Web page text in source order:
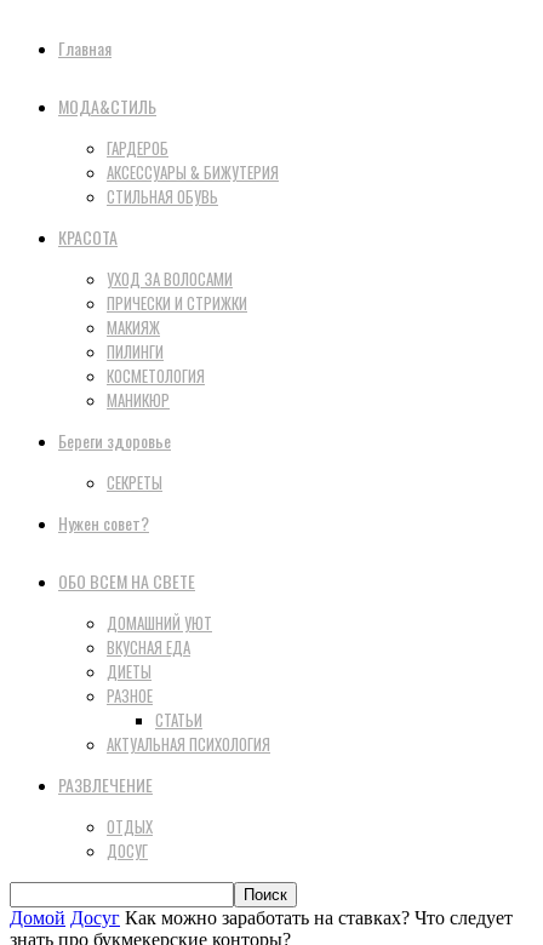
Главная
МОДА&СТИЛЬ
ГАРДЕРОБ
АКСЕССУАРЫ & БИЖУТЕРИЯ
СТИЛЬНАЯ ОБУВЬ
КРАСОТА
УХОД ЗА ВОЛОСАМИ
ПРИЧЕСКИ И СТРИЖКИ
МАКИЯЖ
ПИЛИНГИ
КОСМЕТОЛОГИЯ
МАНИКЮР
Береги здоровье
СЕКРЕТЫ
Нужен совет?
ОБО ВСЕМ НА СВЕТЕ
ДОМАШНИЙ УЮТ
ВКУСНАЯ ЕДА
ДИЕТЫ
РАЗНОЕ
СТАТЬИ
АКТУАЛЬНАЯ ПСИХОЛОГИЯ
РАЗВЛЕЧЕНИЕ
ОТДЫХ
ДОСУГ
Домой Досуг Как можно заработать на ставках? Что следует
знать про букмекерские конторы?